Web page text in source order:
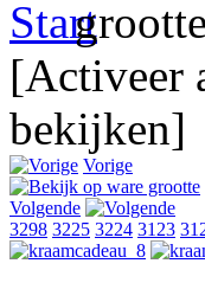
[Activeer
bekijken]
Vorige
Volgende
3298 3225 3224 3123